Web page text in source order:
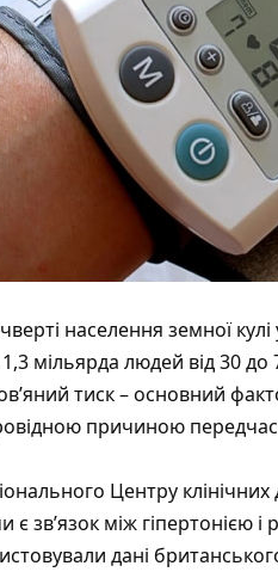
населення земної
мільярда людей від 30 до
тиск – основний
причиною
Центру
є зв’язок між
дані